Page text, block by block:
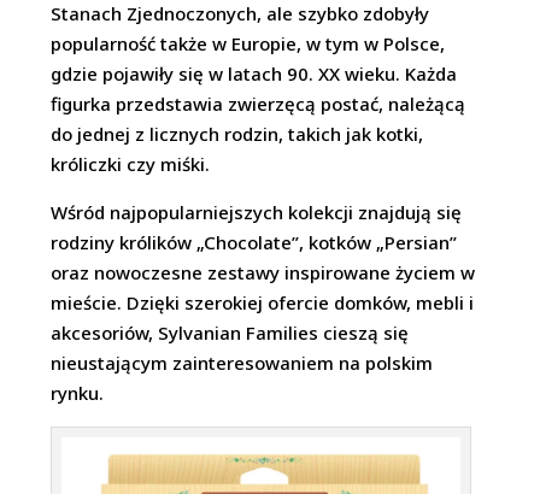
Stanach Zjednoczonych, ale szybko zdobyły
popularność także w Europie, w tym w Polsce,
gdzie pojawiły się w latach 90. XX wieku. Każda
figurka przedstawia zwierzęcą postać, należącą
do jednej z licznych rodzin, takich jak kotki,
króliczki czy miśki.
Wśród najpopularniejszych kolekcji znajdują się
rodziny królików „Chocolate”, kotków „Persian”
oraz nowoczesne zestawy inspirowane życiem w
mieście. Dzięki szerokiej ofercie domków, mebli i
akcesoriów, Sylvanian Families cieszą się
nieustającym zainteresowaniem na polskim
rynku.